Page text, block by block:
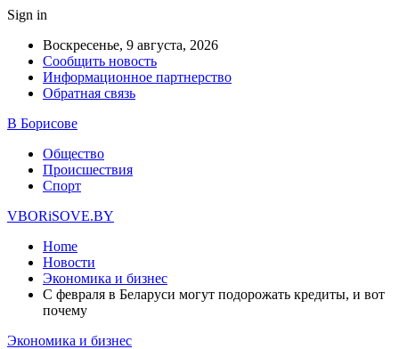
Sign in
Воскресенье, 9 августа, 2026
Сообщить новость
Информационное партнерство
Обратная связь
В Борисове
Общество
Происшествия
Спорт
VBORiSOVE.BY
Home
Новости
Экономика и бизнес
С февраля в Беларуси могут подорожать кредиты, и вот
почему
Экономика и бизнес